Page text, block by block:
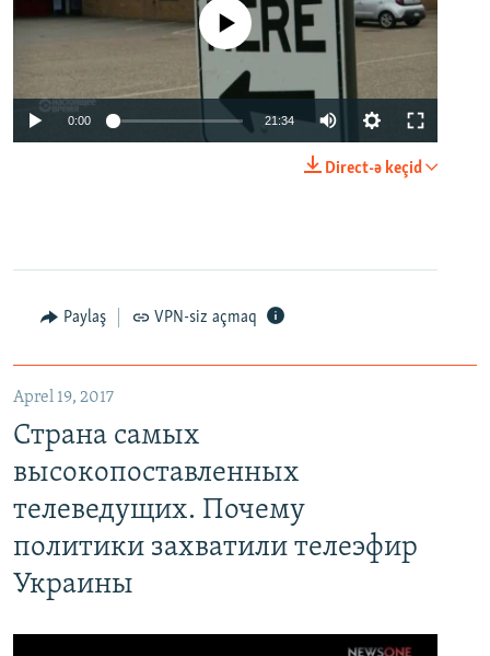
No media source currently available
0:00 21:34
Direct-ə keçid
Paylaş VPN-siz açmaq
Aprel 19, 2017
Страна самых
высокопоставленных
телеведущих. Почему
политики захватили телеэфир
Украины